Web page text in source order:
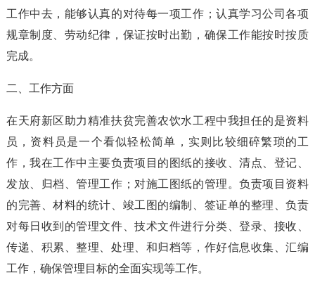
工作中去，能够认真的对待每一项工作；认真学习公司各项
规章制度、劳动纪律，保证按时出勤，确保工作能按时按质
完成。
二、工作方面
在天府新区助力精准扶贫完善农饮水工程中我担任的是资料
员，资料员是一个看似轻松简单，实则比较细碎繁琐的工
作，我在工作中主要负责项目的图纸的接收、清点、登记、
发放、归档、管理工作；对施工图纸的管理。负责项目资料
的完善、材料的统计、竣工图的编制、签证单的整理、负责
对每日收到的管理文件、技术文件进行分类、登录、接收、
传递、积累、整理、处理、和归档等，作好信息收集、汇编
工作，确保管理目标的全面实现等工作。